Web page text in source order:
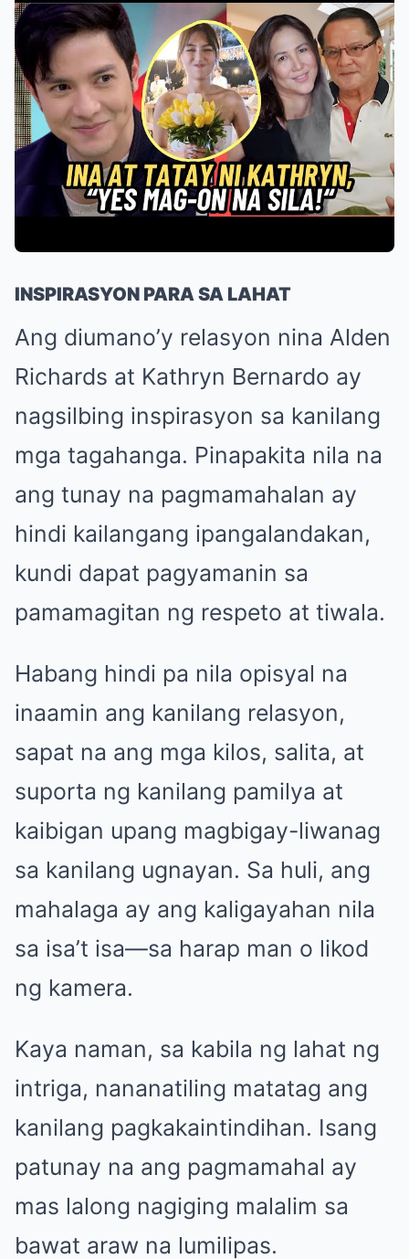
INSPIRASYON PARA SA LAHAT
Ang diumano’y relasyon nina Alden
Richards at Kathryn Bernardo ay
nagsilbing inspirasyon sa kanilang
mga tagahanga. Pinapakita nila na
ang tunay na pagmamahalan ay
hindi kailangang ipangalandakan,
kundi dapat pagyamanin sa
pamamagitan ng respeto at tiwala.
Habang hindi pa nila opisyal na
inaamin ang kanilang relasyon,
sapat na ang mga kilos, salita, at
suporta ng kanilang pamilya at
kaibigan upang magbigay-liwanag
sa kanilang ugnayan. Sa huli, ang
mahalaga ay ang kaligayahan nila
sa isa’t isa—sa harap man o likod
ng kamera.
Kaya naman, sa kabila ng lahat ng
intriga, nananatiling matatag ang
kanilang pagkakaintindihan. Isang
patunay na ang pagmamahal ay
mas lalong nagiging malalim sa
bawat araw na lumilipas.